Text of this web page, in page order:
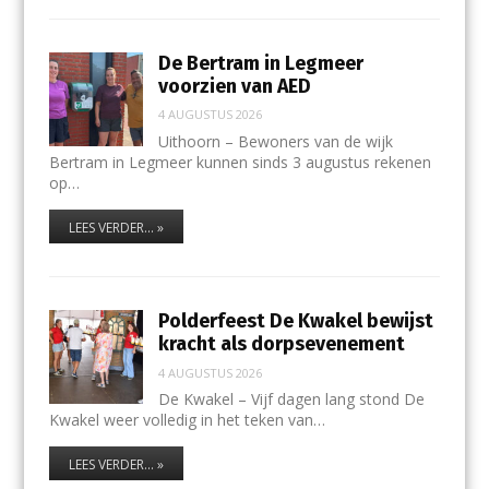
De Bertram in Legmeer
voorzien van AED
4 AUGUSTUS 2026
Uithoorn – Bewoners van de wijk
Bertram in Legmeer kunnen sinds 3 augustus rekenen
op…
LEES VERDER... »
Polderfeest De Kwakel bewijst
kracht als dorpsevenement
4 AUGUSTUS 2026
De Kwakel – Vijf dagen lang stond De
Kwakel weer volledig in het teken van…
LEES VERDER... »